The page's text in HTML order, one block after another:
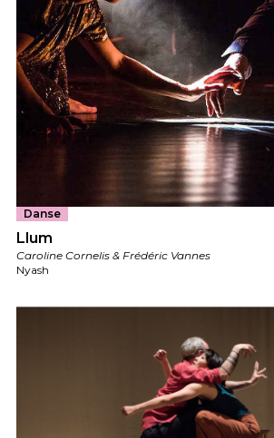
Danse
Llum
Caroline Cornelis & Frédéric Vannes
Nyash